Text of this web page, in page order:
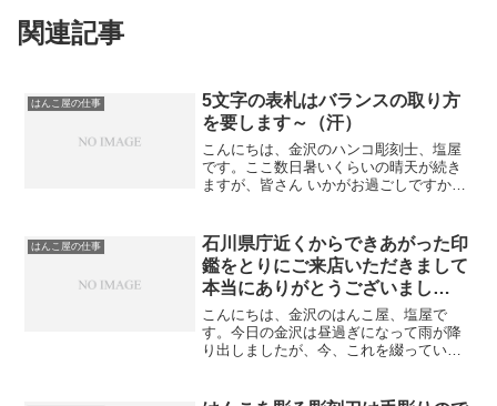
関連記事
はんこ屋の仕事
5文字の表札はバランスの取り方
を要します～（汗）
こんにちは、金沢のハンコ彫刻士、塩屋
です。ここ数日暑いくらいの晴天が続き
ますが、皆さん いかがお過ごしですか
ました。いつもと少し違うのは、お名前
が共に5文字という事...
はんこ屋の仕事
石川県庁近くからできあがった印
鑑をとりにご来店いただきまして
本当にありがとうございまし
た。 <(_ _*)>
こんにちは、金沢のはんこ屋、塩屋で
す。今日の金沢は昼過ぎになって雨が降
り出しましたが、今、これを綴っている